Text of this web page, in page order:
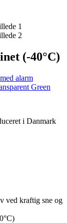
(-40°C)
alarm
Green
i Danmark
ved kraftig sne og